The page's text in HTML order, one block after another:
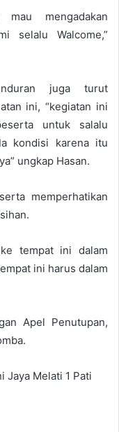
mau mengadakan
selalu Walcome,”
juga turut
ini, “kegiatan ini
untuk salalu
kondisi karena itu
ungkap Hasan.
memperhatikan
tempat ini dalam
ini harus dalam
Apel Penutupan,
Jaya Melati 1 Pati